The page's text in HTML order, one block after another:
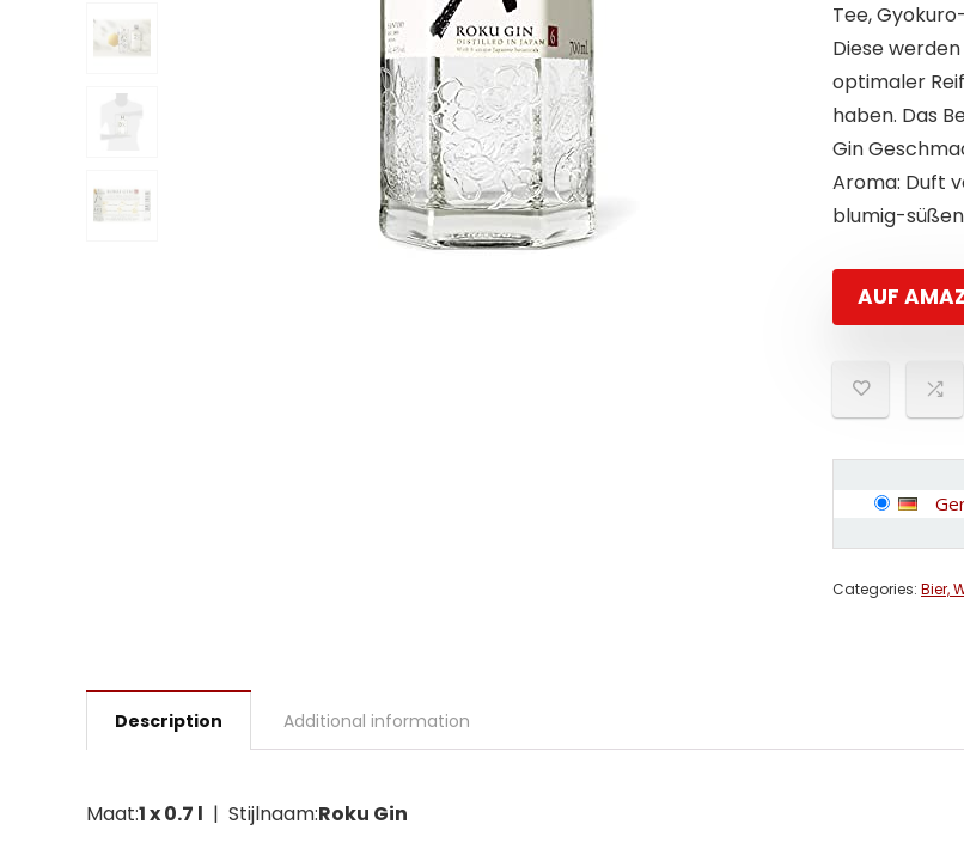
Tee,
Diese
optimaler
haben. Das
Gin
Aroma: Duft
blumig-
AUF
Categories: Bier,
Description Additional information
Maat:1 x 0.7 l | Stijlnaam:Roku Gin